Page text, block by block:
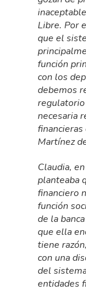
Libre. Por
que el
función
con los
debemos
regulatorio
necesaria
Martínez
Claudia,
planteaba
financiero
función
de la
que ella
tiene
con una
del
entidades